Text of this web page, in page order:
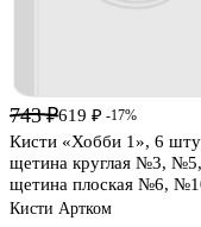
743 ₽619 ₽ -17%
Кисти «Хобби 1», 6
щетина круглая №3, №5,
щетина плоская №6,
№14, №16, Артком
Кисти Артком